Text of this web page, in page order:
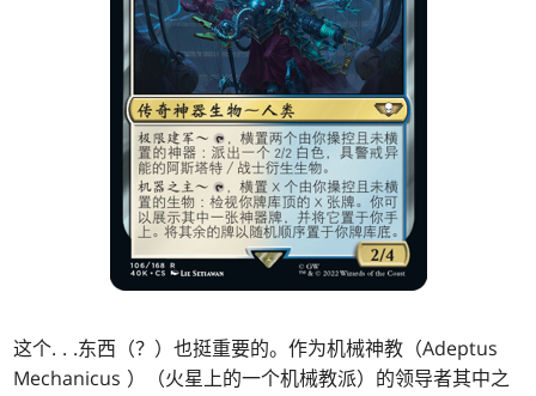
这个. . .东西（？）也挺重要的。作为机械神教（Adeptus
Mechanicus ）（火星上的一个机械教派）的领导者其中之